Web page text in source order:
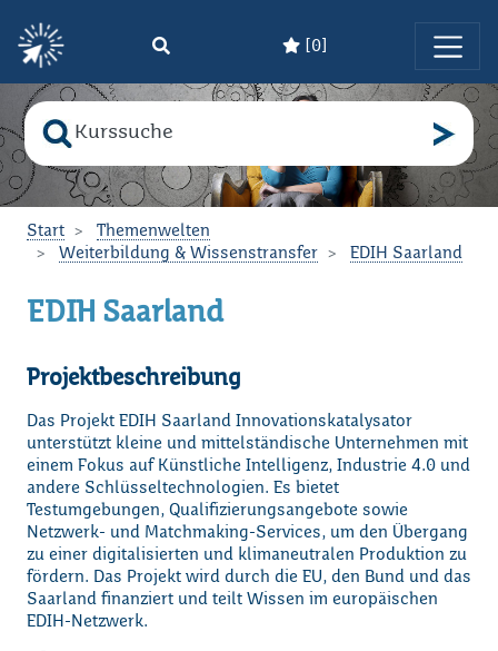
Zum Hauptinhalt springen
[ 0]
Suche nach
Bitte geben Sie den Suchbegriff ein!
Start
Themenwelten
Weiterbildung & Wissenstransfer
EDIH Saarland
EDIH Saarland
Projektbeschreibung
Das Projekt EDIH Saarland Innovationskatalysator
unterstützt kleine und mittelständische Unternehmen mit
einem Fokus auf Künstliche Intelligenz, Industrie 4.0 und
andere Schlüsseltechnologien. Es bietet
Testumgebungen, Qualifizierungsangebote sowie
Netzwerk- und Matchmaking-Services, um den Übergang
zu einer digitalisierten und klimaneutralen Produktion zu
fördern. Das Projekt wird durch die EU, den Bund und das
Saarland finanziert und teilt Wissen im europäischen
EDIH-Netzwerk.